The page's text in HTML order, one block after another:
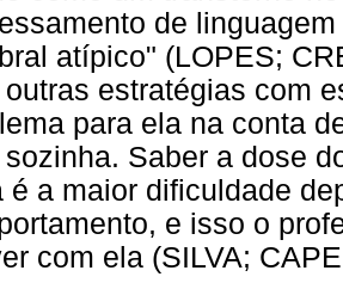
de
atípico" (LOPES;
outras estratégias com
para ela na conta
Saber a dose
é a maior dificuldade
e isso o
com ela (SILVA;